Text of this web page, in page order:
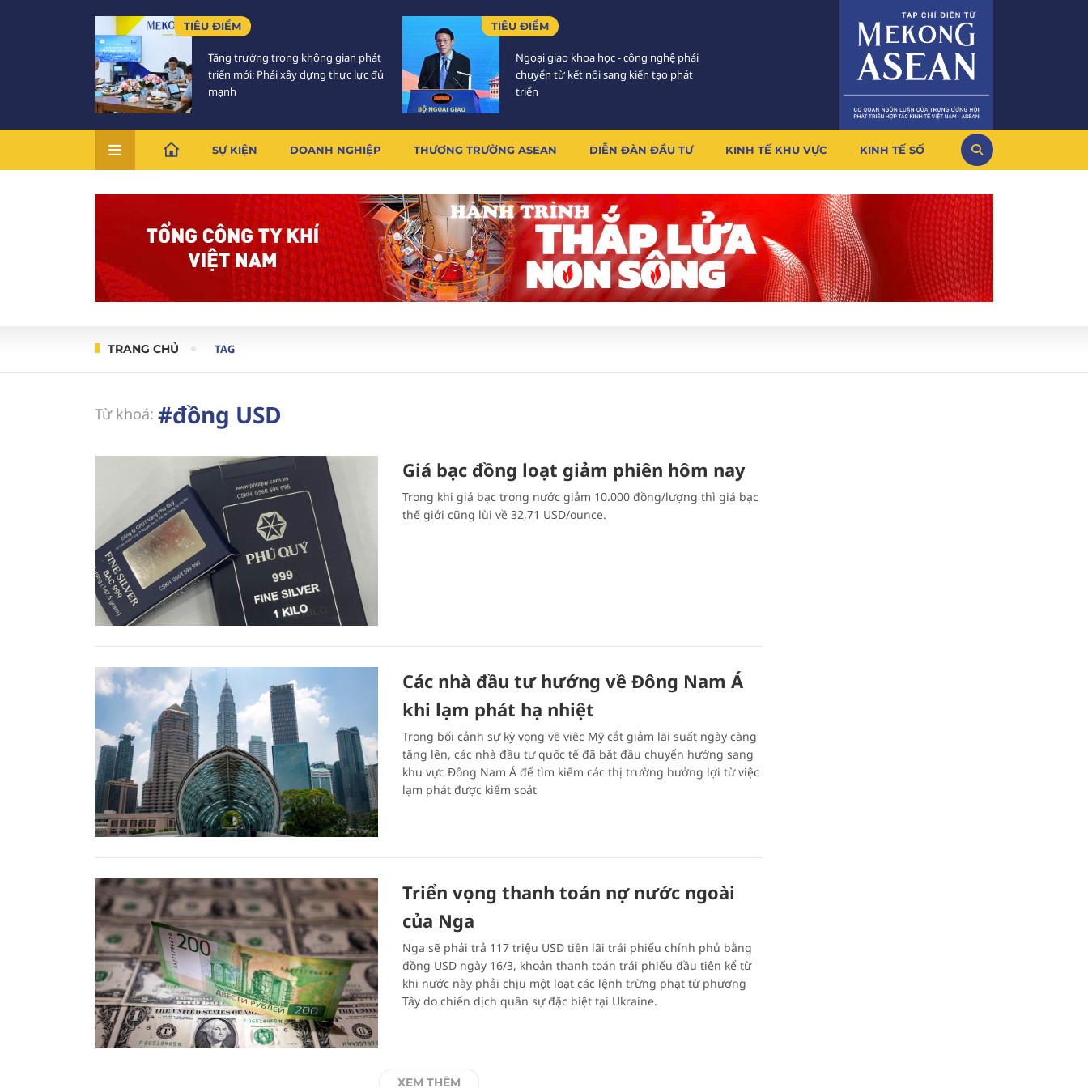
TIÊU ĐIỂM
Tăng trưởng trong không gian phát
triển mới: Phải xây dựng thực lực đủ
mạnh
TIÊU ĐIỂM
Ngoại giao khoa học - công nghệ phải
chuyển từ kết nối sang kiến tạo phát
triển
SỰ KIỆN DOANH NGHIỆP THƯƠNG TRƯỜNG ASEAN DIỄN ĐÀN ĐẦU TƯ KINH TẾ KHU VỰC KINH TẾ SỐ
TRANG CHỦ TAG
Từ khoá: #đồng USD
Giá bạc đồng loạt giảm phiên hôm nay
Trong khi giá bạc trong nước giảm 10.000 đồng/lượng thì giá bạc
thế giới cũng lùi về 32,71 USD/ounce.
Các nhà đầu tư hướng về Đông Nam Á
khi lạm phát hạ nhiệt
Trong bối cảnh sự kỳ vọng về việc Mỹ cắt giảm lãi suất ngày càng
tăng lên, các nhà đầu tư quốc tế đã bắt đầu chuyển hướng sang
khu vực Đông Nam Á để tìm kiếm các thị trường hưởng lợi từ việc
lạm phát được kiểm soát
Triển vọng thanh toán nợ nước ngoài
của Nga
Nga sẽ phải trả 117 triệu USD tiền lãi trái phiếu chính phủ bằng
đồng USD ngày 16/3, khoản thanh toán trái phiếu đầu tiên kể từ
khi nước này phải chịu một loạt các lệnh trừng phạt từ phương
Tây do chiến dịch quân sự đặc biệt tại Ukraine.
XEM THÊM